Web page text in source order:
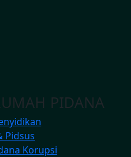
PIDANA
Pidsus
Korupsi